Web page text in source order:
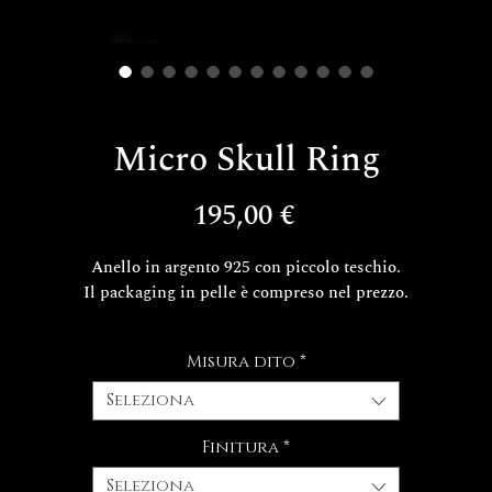
Micro Skull Ring
195,00 €Prezzo
Anello in argento 925 con piccolo teschio.
Il packaging in pelle è compreso nel prezzo.
15/20 giorni lavorativi.
Misura dito *
Seleziona
Finitura*
Seleziona